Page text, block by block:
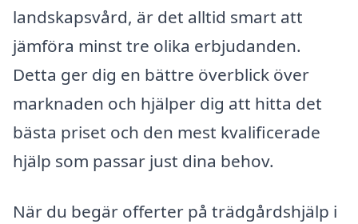
landskapsvård, är det alltid smart att
jämföra minst tre olika erbjudanden.
Detta ger dig en bättre överblick över
marknaden och hjälper dig att hitta det
bästa priset och den mest kvalificerade
hjälp som passar just dina behov.
När du begär offerter på trädgårdshjälp i